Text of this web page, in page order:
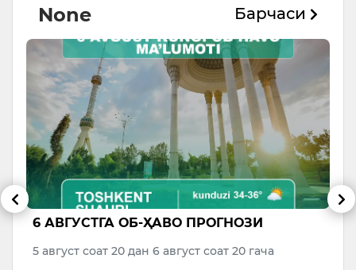
None Барчаси
6 АВГУСТГА ОБ-ҲАВО ПРОГНОЗИ
5 август соат 20 дан 6 август соат 20 гача